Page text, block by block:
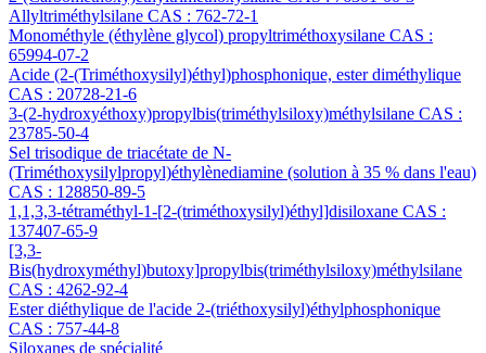
Allyltriméthylsilane CAS : 762-72-1
Monométhyle (éthylène glycol) propyltriméthoxysilane CAS :
65994-07-2
Acide (2-(Triméthoxysilyl)éthyl)phosphonique, ester diméthylique
CAS : 20728-21-6
3-(2-hydroxyéthoxy)propylbis(triméthylsiloxy)méthylsilane CAS :
23785-50-4
Sel trisodique de triacétate de N-
(Triméthoxysilylpropyl)éthylènediamine (solution à 35 % dans l'eau)
CAS : 128850-89-5
1,1,3,3-tétraméthyl-1-[2-(triméthoxysilyl)éthyl]disiloxane CAS :
137407-65-9
[3,3-
Bis(hydroxyméthyl)butoxy]propylbis(triméthylsiloxy)méthylsilane
CAS : 4262-92-4
Ester diéthylique de l'acide 2-(triéthoxysilyl)éthylphosphonique
CAS : 757-44-8
Siloxanes de spécialité